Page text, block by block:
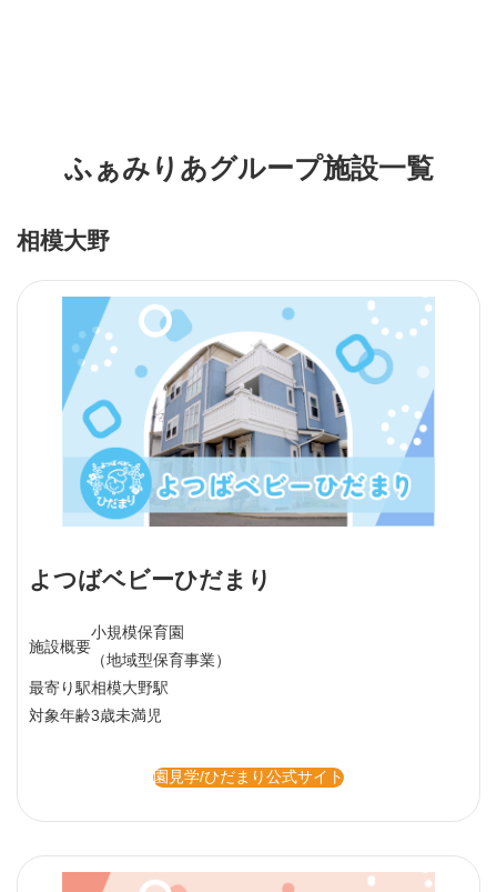
ふぁみりあグループ施設一覧
相模大野
よつばベビーひだまり
施設概要
小規模保育園
（地域型保育事業）
最寄り駅相模大野駅
対象年齢3歳未満児
園見学/ひだまり公式サイト